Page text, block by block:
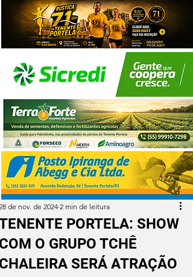
PORTELA: SHOW
O GRUPO TCHÊ
SERÁ ATRAÇÃO
de nov. de 2024 2 min de leitura